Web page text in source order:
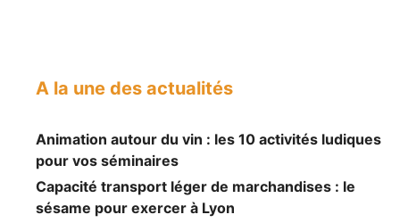
A la une des actualités
Animation autour du vin : les 10 activités ludiques
pour vos séminaires
Capacité transport léger de marchandises : le
sésame pour exercer à Lyon